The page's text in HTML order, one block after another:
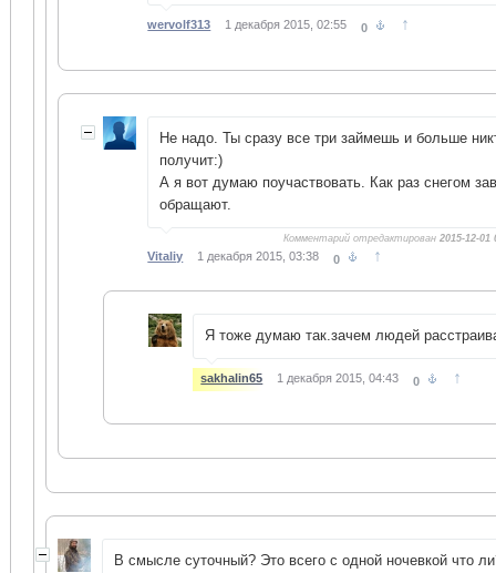
wervolf313 1 декабря 2015, 02:55 0 ↑
Не надо. Ты сразу все три займешь и больше
получит:)
А я вот думаю поучаствовать. Как раз снегом
обращают.
Комментарий отредактирован2015-12-01
Vitaliy 1 декабря 2015, 03:38 0 ↑
Я тоже думаю так.зачем людей
sakhalin65 1 декабря 2015, 04:43 0 ↑
В смысле суточный? Это всего с одной ночевкой что